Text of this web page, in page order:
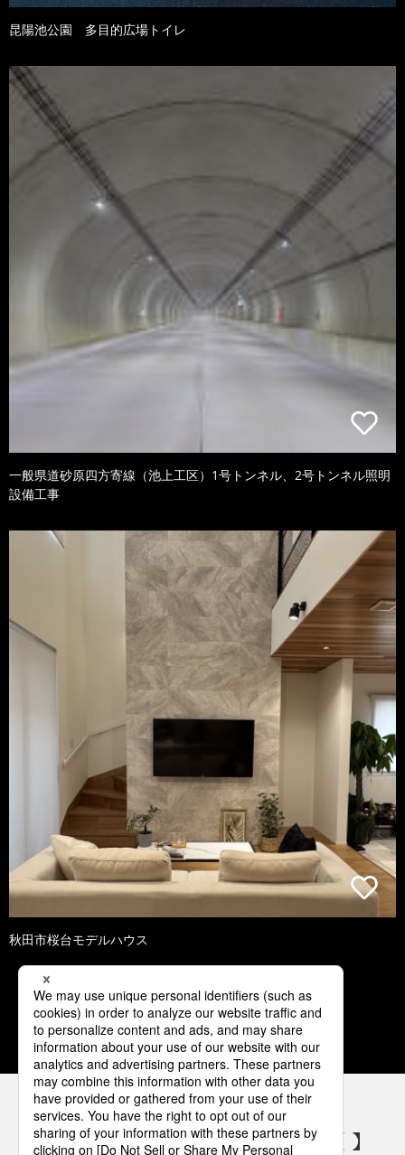
昆陽池公園 多目的広場トイレ
一般県道砂原四方寄線（池上工区）1号トンネル、2号トンネル照明
設備工事
秋田市桜台モデルハウス
1 2 3 4 5
パナソニックの電気設備 SNSアカウント